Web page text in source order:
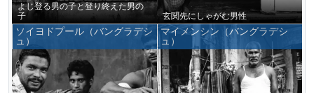
よじ登る男の子と登り終えた男の
子
玄関先にしゃがむ男性
ソイヨドプール（バングラデシ
ュ）
マイメンシン（バングラデシ
ュ）